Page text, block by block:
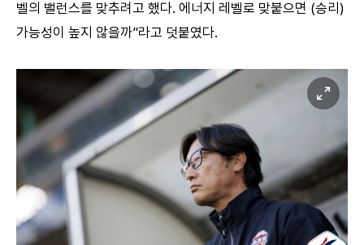
벨의 밸런스를 맞추려고 했다. 에너지 레벨로 맞붙으면 (승리)
가능성이 높지 않을까”라고 덧붙였다.